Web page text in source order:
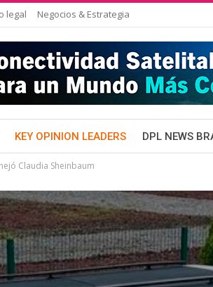
legal Negocios & Estrategia
KEY OPINION LEADERS DPL NEWS
Claudia Sheinbaum